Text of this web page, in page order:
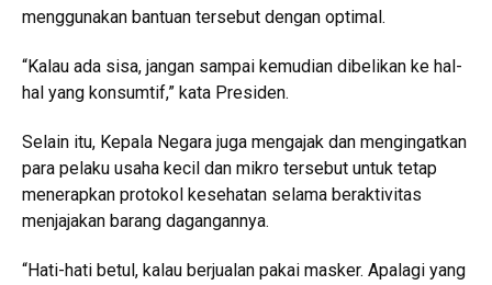
menggunakan bantuan tersebut dengan optimal.
“Kalau ada sisa, jangan sampai kemudian dibelikan ke hal-
hal yang konsumtif,” kata Presiden.
Selain itu, Kepala Negara juga mengajak dan mengingatkan
para pelaku usaha kecil dan mikro tersebut untuk tetap
menerapkan protokol kesehatan selama beraktivitas
menjajakan barang dagangannya.
“Hati-hati betul, kalau berjualan pakai masker. Apalagi yang